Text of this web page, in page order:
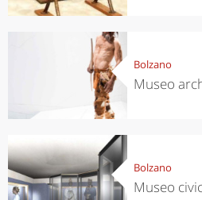
Bolzano
Museo
Bolzano
Museo